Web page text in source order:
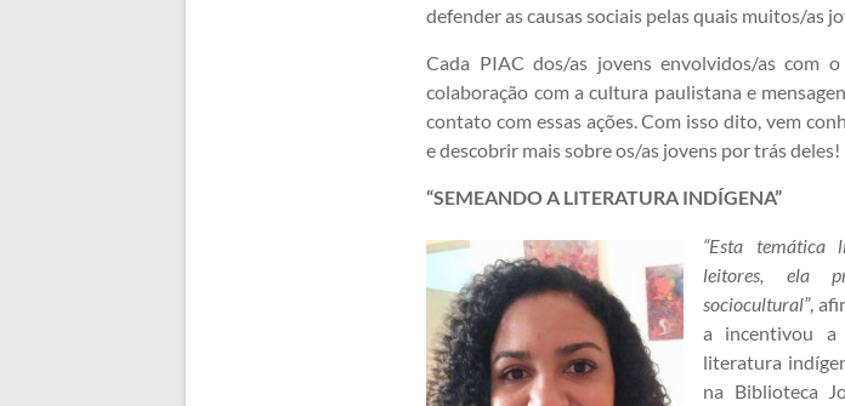
defender as causas sociais pelas quais muitos/as
Cada PIAC dos/as jovens envolvidos/as com
colaboração com a cultura paulistana e
contato com essas ações. Com isso dito, vem
e descobrir mais sobre os/as jovens por trás deles!
“SEMEANDO A LITERATURA INDÍGENA”
“Esta temática
leitores, ela
sociocultural”,
a incentivou a
literatura
na Biblioteca